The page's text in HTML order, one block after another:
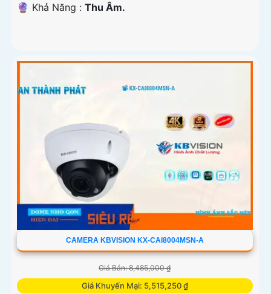
️🔮 Khả Năng : Thu Âm.
CAMERA KBVISION KX-CAI8004MSN-A
Giá Bán: 8,485,000 ₫
Giá Khuyến Mại: 5,515,250 ₫